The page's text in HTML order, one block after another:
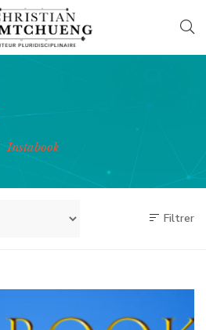
Instabook
Filtrer